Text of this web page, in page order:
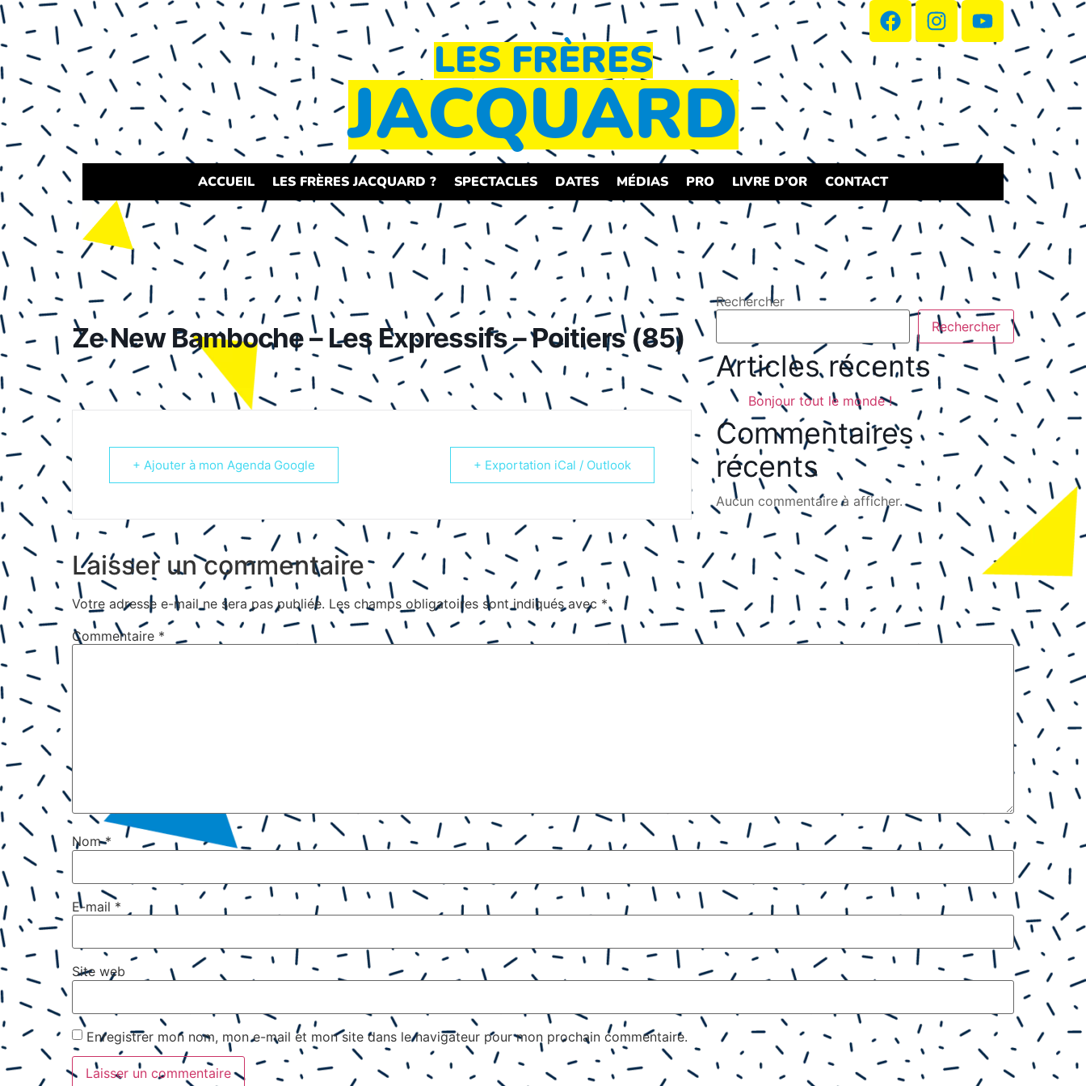
LES FRÈRES
JACQUARD
ACCUEIL LES FRÈRES JACQUARD ? SPECTACLES DATES MÉDIAS PRO LIVRE D’OR CONTACT
Ze New Bamboche – Les Expressifs – Poitiers (85)
+ Ajouter à mon Agenda Google + Exportation iCal / Outlook
Rechercher
Rechercher
Articles récents
Bonjour tout le monde !
Commentaires
récents
Aucun commentaire à afficher.
Laisser un commentaire
Votre adresse e-mail ne sera pas publiée. Les champs obligatoires sont indiqués avec *
Commentaire *
Nom*
E-mail *
Site web
Enregistrer mon nom, mon e-mail et mon site dans le navigateur pour mon prochain commentaire.